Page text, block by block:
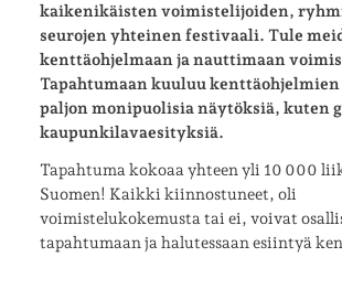
kaikenikäisten voimistelijoiden,
seurojen yhteinen festivaali.​ Tule
kenttäohjelmaan ja nauttimaan
Tapahtumaan kuuluu
paljon monipuolisia näytöksiä, kuten
kaupunkilavaesityksiä.
Tapahtuma kokoaa yhteen yli 10 000
Suomen! Kaikki kiinnostuneet, oli
voimistelukokemusta tai ei, voivat
tapahtumaan ja halutessaan esiintyä